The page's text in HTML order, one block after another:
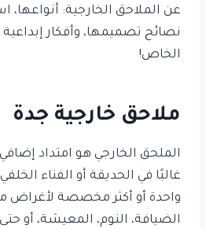
عن الملاحق الخارجية: أنواعها،
نصائح تصميمها، وأفكار
الخاص!
ملاحق خارجية جدة
الملحق الخارجي هو امتداد إضافي
غالبًا في الحديقة أو الفناء
واحدة أو أكثر مخصصة لأغراض
الضيافة، النوم، المعيشة، أو